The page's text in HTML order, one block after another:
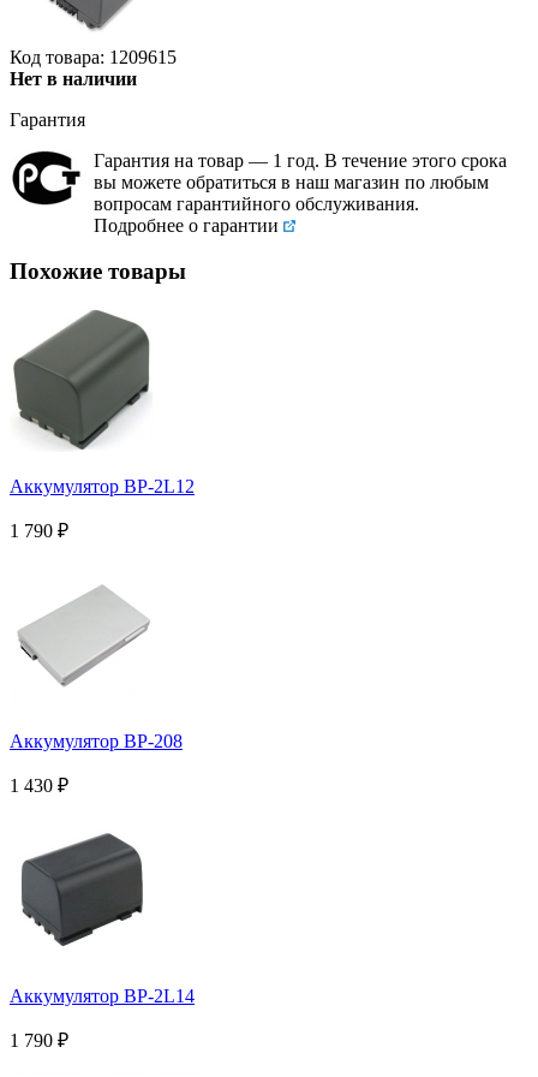
Код товара: 1209615
Нет в наличии
Гарантия
Гарантия на товар — 1 год. В течение этого срока
вы можете обратиться в наш магазин по любым
вопросам гарантийного обслуживания.
Подробнее о гарантии
Похожие товары
Аккумулятор BP-2L12
1 790 ₽
Аккумулятор BP-208
1 430 ₽
Аккумулятор BP-2L14
1 790 ₽